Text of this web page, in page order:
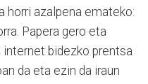
horri azalpena emateko:
Papera gero eta
bidezko prentsa
da eta ezin da iraun